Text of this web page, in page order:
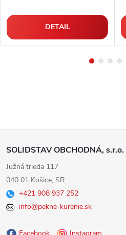
DETAIL
Z
á
p
ä
SOLIDSTAV OBCHODNÁ, s.r.o.
Južná trieda 117
040 01 Košice, SR
+421 908 937 252
info@pekne-kurenie.sk